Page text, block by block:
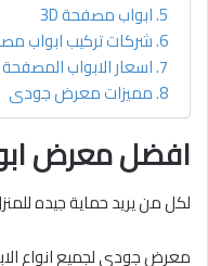
ابواب مصفحة 3D
شركات تركيب ابواب
اسعار الابواب
مميزات معرض جودى
افضل معرض
لكل من يريد حماية جيده
معرض جودى لجميع انواع